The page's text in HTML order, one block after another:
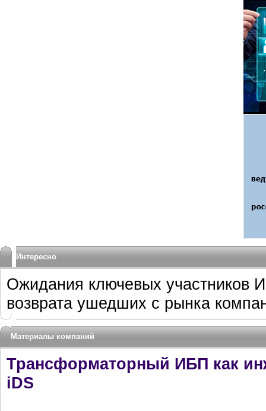
Интересно
Ожидания ключевых участников
возврата ушедших с рынка
Материалы компаний
Трансформаторный ИБП как
iDS